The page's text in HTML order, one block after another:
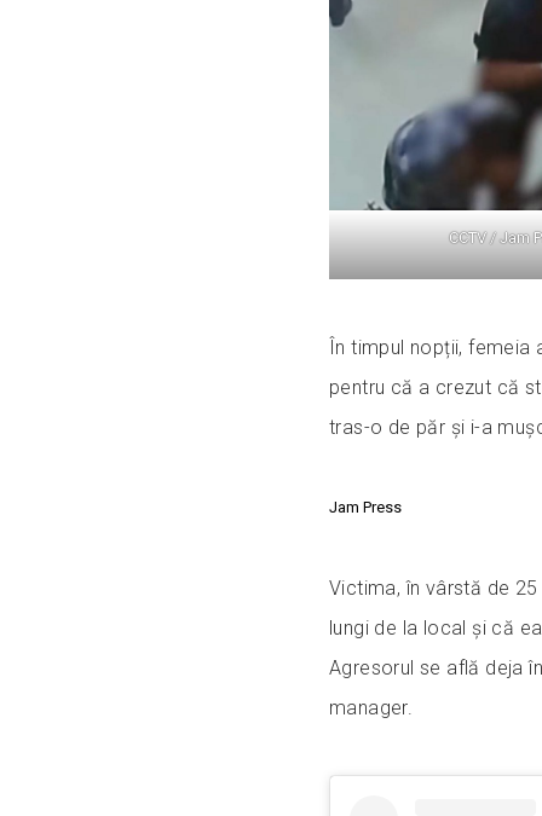
CCTV / Jam
În timpul nopții,
pentru că a crezut că
tras-o de păr și i-a
Jam Press
Victima, în vârstă de
lungi de la local și că
Agresorul se află deja
manager.